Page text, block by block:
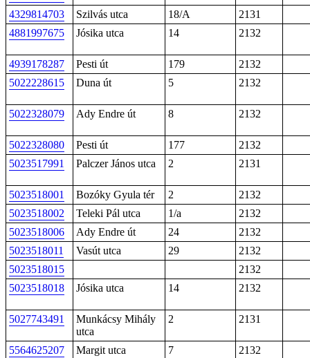
4329814703
Szilvás utca 18/A
2131
4881997675
Jósika utca 14 2132
4939178287 Pesti út 179
2132
5022228615
Duna út 5 2132
5022328079 Ady Endre út 8 2132
5022328080 Pesti út 177
2132
5023517991
Palczer János utca 2 2131
5023518001 Bozóky Gyula tér 2
2132
5023518002
Teleki Pál utca 1/a
2132
5023518006
Ady Endre út 24
2132
5023518011
Vasút utca 29
2132
5023518015
2132
5023518018
Jósika utca 14 2132
5027743491
Munkácsy Mihály
utca
2 2131
5564625207 Margit utca 7 2132